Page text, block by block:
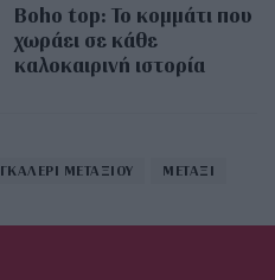
Boho top: Το κομμάτι που
χωράει σε κάθε
καλοκαιρινή ιστορία
ΓΚΑΛΕΡΙ ΜΕΤΑΞΙΟΥ ΜΕΤΑΞΙ